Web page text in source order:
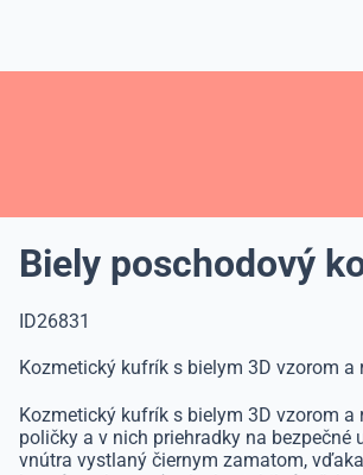
Biely poschodový
ID26831
Kozmetický kufrík s bielym 3D vzorom
Kozmetický kufrík s bielym 3D vzorom
poličky a v nich priehradky na
vnútra vystlaný čiernym zamatom,